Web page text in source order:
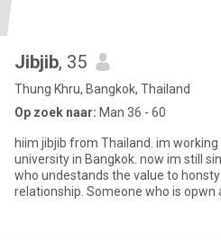
Jibjib, 35
Thung Khru, Bangkok, Thailand
Op zoek naar: Man 36 - 60
hiim jibjib from Thailand. im
university in Bangkok. now im still
who undestands the value to
relationship. Someone who is opwn